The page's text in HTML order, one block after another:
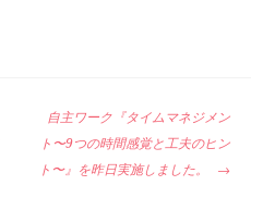
自主ワーク『タイムマネジメン
ト〜9つの時間感覚と工夫のヒン
ト〜』を昨日実施しました。